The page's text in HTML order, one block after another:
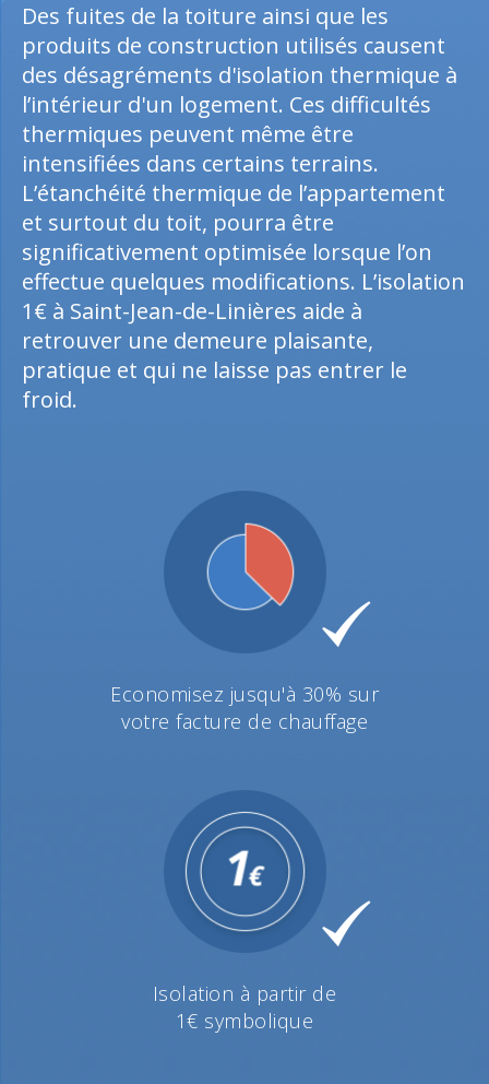
Des fuites de la toiture ainsi que les
produits de construction utilisés causent
des désagréments d'isolation thermique à
l’intérieur d'un logement. Ces difficultés
thermiques peuvent même être
intensifiées dans certains terrains.
L’étanchéité thermique de l’appartement
et surtout du toit, pourra être
significativement optimisée lorsque l’on
effectue quelques modifications. L’isolation
1€ à Saint-Jean-de-Linières aide à
retrouver une demeure plaisante,
pratique et qui ne laisse pas entrer le
froid.
Economisez jusqu'à 30% sur
votre facture de chauffage
Isolation à partir de
1€ symbolique